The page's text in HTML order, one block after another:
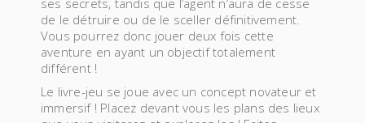
de le détruire ou de le sceller définitivement.
Vous pourrez donc jouer deux fois cette
aventure en ayant un objectif totalement
différent !
Le livre-jeu se joue avec un concept novateur et
immersif ! Placez devant vous les plans des lieux